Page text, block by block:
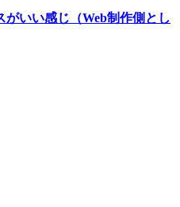
いい感じ（Web制作側とし